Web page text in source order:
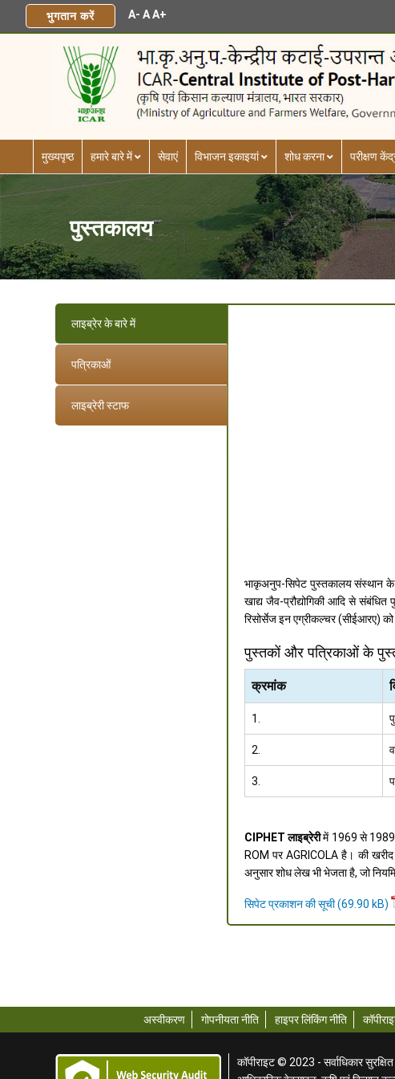
भुगतान करें A- AA+
मुख्यपृष्ठ हमारे बारे में सेवाएं विभाजन इकाइयां शोध करना परीक्षण
पुस्तकालय
लाइब्रेर के बारे में
पत्रिकाओं
लाइब्रेरी स्टाफ
भाकृअनुप-सिपेट पुस्तकालय संस्थान के
खाद्य जैव-प्रौद्योगिकी आदि से
रिसोर्सेज इन एग्रीकल्चर (सीईआरए)
पुस्तकों और पत्रिकाओं के
क्रमांक
1.
2.
3.
CIPHET लाइब्रेरीमें 1969 से 1989
ROM पर AGRICOLA है। की
अनुसार शोध लेख भी भेजता है, जो
सिपेट प्रकाशन की सूची
अस्वीकरण गोपनीयता नीति हाइपर लिंकिंग नीति
कॉपीराइट © 2023 - सर्वाधिकार